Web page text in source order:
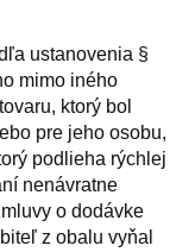
ustanovenia §
mimo iného
ktorý bol
pre jeho osobu,
podlieha rýchlej
nenávratne
o dodávke
z obalu vyňal